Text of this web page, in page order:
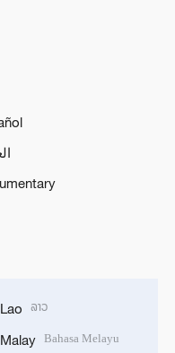
Lao ລາວ
Malay Bahasa Melayu